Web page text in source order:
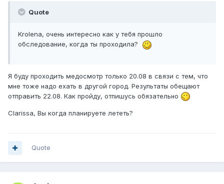
Quote
Krolena, очень интересно как у тебя прошло
обследование, когда ты проходила?
Я буду проходить медосмотр только 20.08 в связи с тем, что
мне тоже надо ехать в другой город. Результаты обещают
отправить 22.08. Как пройду, отпишусь обязательно
Clarissa, Вы когда планируете лететь?
Quote